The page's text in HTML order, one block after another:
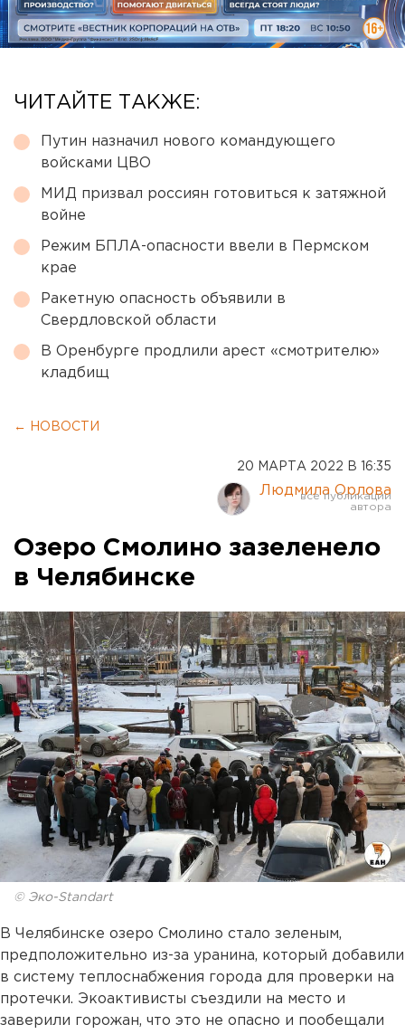
ЧИТАЙТЕ ТАКЖЕ:
Путин назначил нового командующего
войсками ЦВО
МИД призвал россиян готовиться к затяжной
войне
Режим БПЛА-опасности ввели в Пермском
крае
Ракетную опасность объявили в
Свердловской области
В Оренбурге продлили арест «смотрителю»
кладбищ
← НОВОСТИ
20 МАРТА 2022 В 16:35
Людмила Орлова
Озеро Смолино зазеленело
в Челябинске
© Эко-Standart
В Челябинске озеро Смолино стало зеленым,
предположительно из-за уранина, который добавили
в систему теплоснабжения города для проверки на
протечки. Экоактивисты съездили на место и
заверили горожан, что это не опасно и пообещали